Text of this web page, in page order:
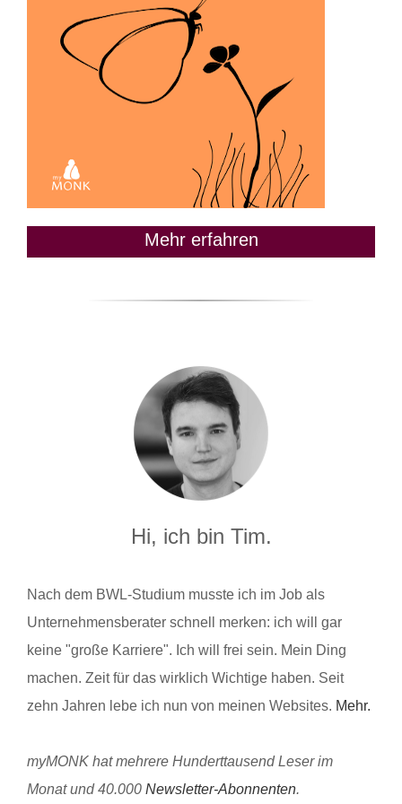
Mehr erfahren
Hi, ich bin Tim.
Nach dem BWL-Studium musste ich im Job als
Unternehmensberater schnell merken: ich will gar
keine "große Karriere". Ich will frei sein. Mein Ding
machen. Zeit für das wirklich Wichtige haben. Seit
zehn Jahren lebe ich nun von meinen Websites. Mehr.
myMONK hat mehrere Hunderttausend Leser im
Monat und 40.000 Newsletter-Abonnenten.